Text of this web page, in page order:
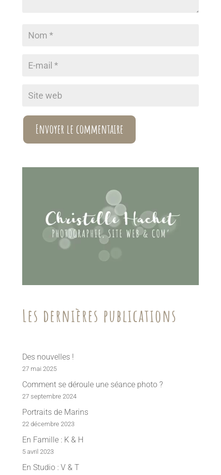
Envoyer le commentaire
Les dernières publications
Des nouvelles !
27 mai 2025
Comment se déroule une séance photo ?
27 septembre 2024
Portraits de Marins
22 décembre 2023
En Famille : K & H
5 avril 2023
En Studio : V & T